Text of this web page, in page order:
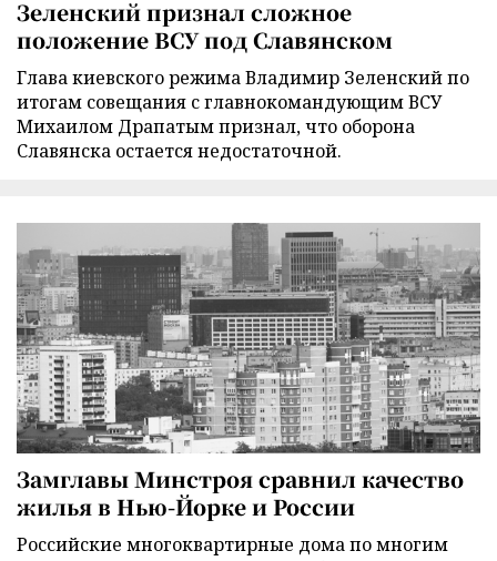
Зеленский признал сложное
положение ВСУ под Славянском
Глава киевского режима Владимир Зеленский по
итогам совещания с главнокомандующим ВСУ
Михаилом Драпатым признал, что оборона
Славянска остается недостаточной.
Замглавы Минстроя сравнил качество
жилья в Нью-Йорке и России
Российские многоквартирные дома по многим